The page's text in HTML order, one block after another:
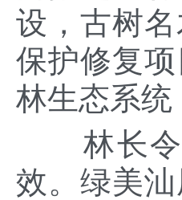
设，古树
保护修复
林生态系统
林长令
效。绿美